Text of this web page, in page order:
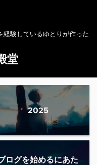
験しているゆとりが作った
堂
2025
ログを始めるにあた